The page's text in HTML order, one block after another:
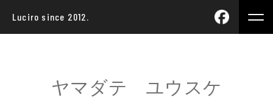
Luciro since 2012.
ヤマダテ ユウスケ